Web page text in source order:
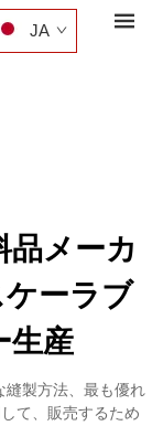
JA
メーカ
ーラブ
生産
縫製方法、最も優れ
て、販売するため